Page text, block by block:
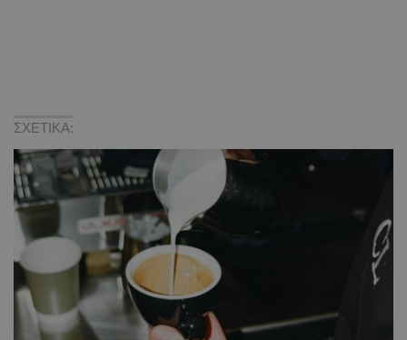
ΣΧΕΤΙΚΑ: